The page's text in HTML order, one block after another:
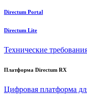
Directum Portal
Directum Lite
Технические
Платформа Directum RX
Цифровая платформа